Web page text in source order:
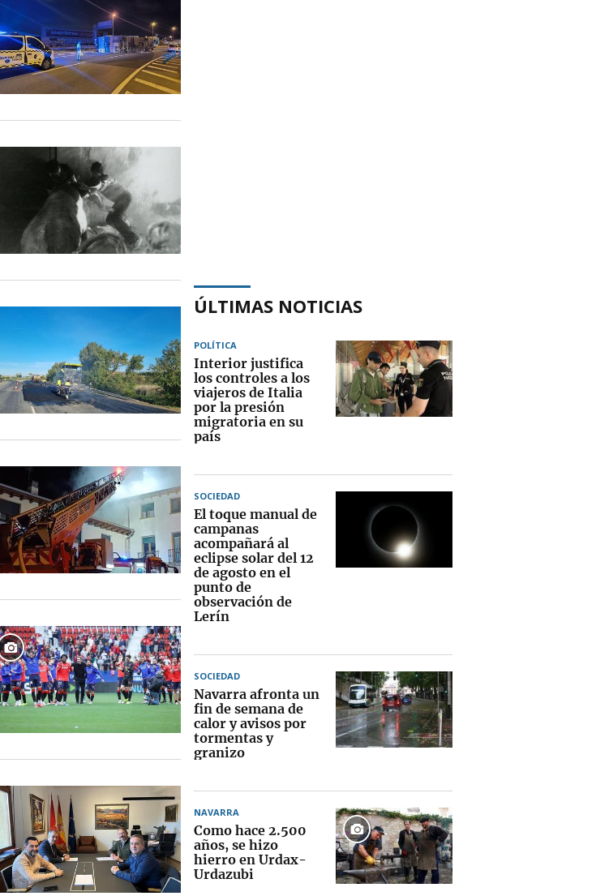
ÚLTIMAS NOTICIAS
POLÍTICA
Interior justifica
los controles a los
viajeros de Italia
por la presión
migratoria en su
país
SOCIEDAD
El toque manual de
campanas
acompañará al
eclipse solar del 12
de agosto en el
punto de
observación de
Lerín
SOCIEDAD
Navarra afronta un
fin de semana de
calor y avisos por
tormentas y
granizo
NAVARRA
Como hace 2.500
años, se hizo
hierro en Urdax-
Urdazubi